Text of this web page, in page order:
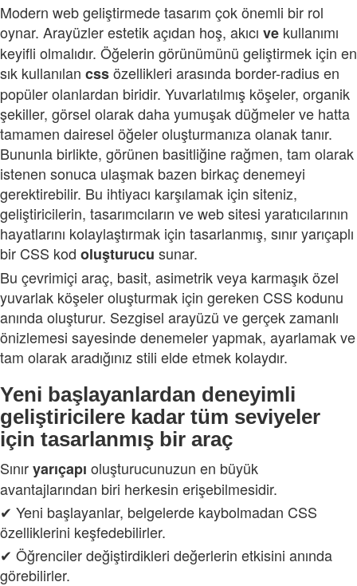
Modern web geliştirmede tasarım çok önemli bir rol
oynar. Arayüzler estetik açıdan hoş, akıcı ve kullanımı
keyifli olmalıdır. Öğelerin görünümünü geliştirmek için en
sık kullanılan cssözellikleri arasında border-radius en
popüler olanlardan biridir. Yuvarlatılmış köşeler, organik
şekiller, görsel olarak daha yumuşak düğmeler ve hatta
tamamen dairesel öğeler oluşturmanıza olanak tanır.
Bununla birlikte, görünen basitliğine rağmen, tam olarak
istenen sonuca ulaşmak bazen birkaç denemeyi
gerektirebilir. Bu ihtiyacı karşılamak için siteniz,
geliştiricilerin, tasarımcıların ve web sitesi yaratıcılarının
hayatlarını kolaylaştırmak için tasarlanmış, sınır yarıçaplı
bir CSS kod oluşturucu sunar.
Bu çevrimiçi araç, basit, asimetrik veya karmaşık özel
yuvarlak köşeler oluşturmak için gereken CSS kodunu
anında oluşturur. Sezgisel arayüzü ve gerçek zamanlı
önizlemesi sayesinde denemeler yapmak, ayarlamak ve
tam olarak aradığınız stili elde etmek kolaydır.
Yeni başlayanlardan deneyimli
geliştiricilere kadar tüm seviyeler
için tasarlanmış bir araç
Sınıryarıçapı oluşturucunuzun en büyük
avantajlarından biri herkesin erişebilmesidir.
✔ Yeni başlayanlar, belgelerde kaybolmadan CSS
özelliklerini keşfedebilirler.
✔ Öğrenciler değiştirdikleri değerlerin etkisini anında
görebilirler.